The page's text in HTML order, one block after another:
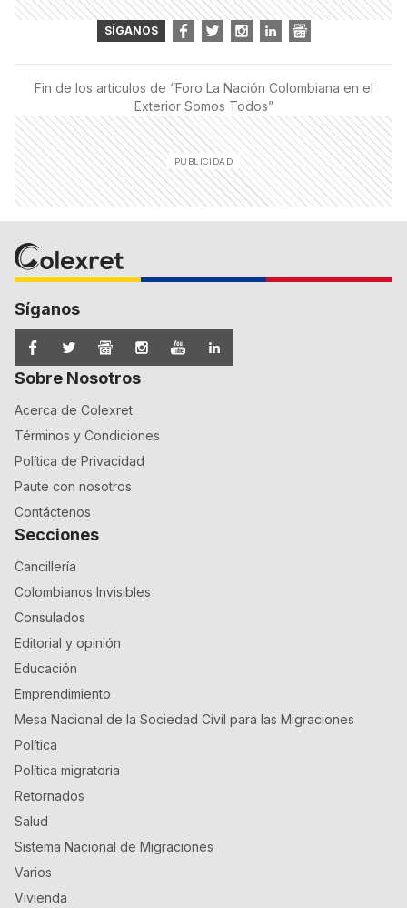
SÍGANOS
Fin de los artículos de “Foro La Nación Colombiana en el
Exterior Somos Todos”
Síganos
Sobre Nosotros
Acerca de Colexret
Términos y Condiciones
Política de Privacidad
Paute con nosotros
Contáctenos
Secciones
Cancillería
Colombianos Invisibles
Consulados
Editorial y opinión
Educación
Emprendimiento
Mesa Nacional de la Sociedad Civil para las Migraciones
Política
Política migratoria
Retornados
Salud
Sistema Nacional de Migraciones
Varios
Vivienda